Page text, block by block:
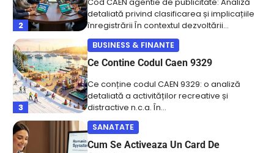
3
Ce conține codul CAEN 9329: o analiză
detaliată a activităților recreative și
distractive n.c.a. În…
4
SANATATE
Cum Se Activeaza Un Card De
Sanatate
Cum se activeaza un card de sanatate –
Analiză detaliată și proceduri esențiale
pentru utilizatori…
MARKETING